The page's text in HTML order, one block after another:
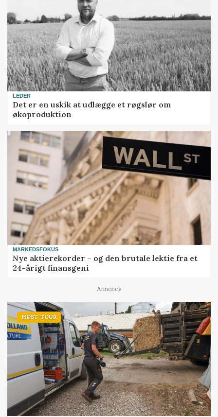
LEDER
Det er en uskik at udlægge et røgslør om
økoproduktion
MARKEDSFOKUS
Nye aktierekorder – og den brutale lektie fra et
24-årigt finansgeni
Annonce
HØST-TOUR